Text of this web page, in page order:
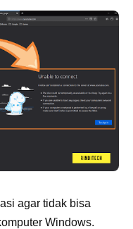
agar tidak bisa
Windows.